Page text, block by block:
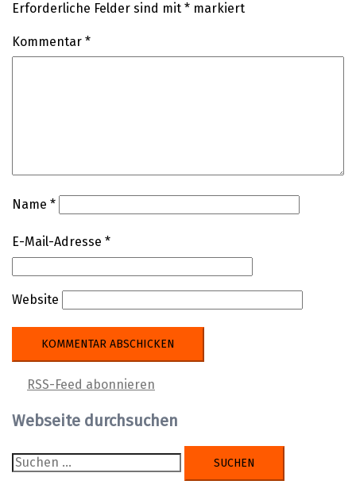
Erforderliche Felder sind mit * markiert
Kommentar *
Name *
E-Mail-Adresse *
Website
RSS-Feed abonnieren
Webseite durchsuchen
Suchen